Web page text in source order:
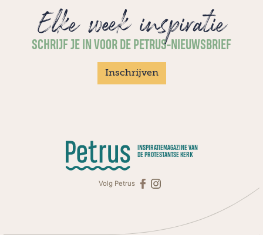
Elke week inspiratie
SCHRIJF JE IN VOOR DE PETRUS-NIEUWSBRIEF
Inschrijven
INSPIRATIEMAGAZINE VAN
DE PROTESTANTSE KERK
Volg Petrus